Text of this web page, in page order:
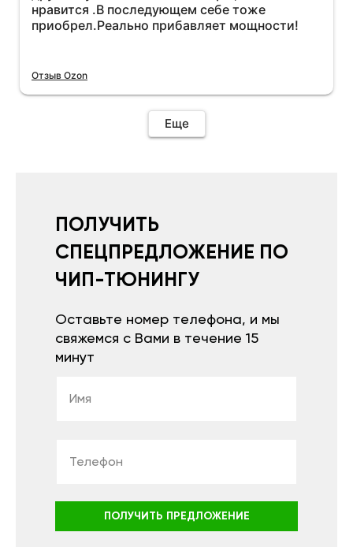
увеличился.Всем рекомендую к покупке.
нравится .В последующем себе тоже
приобрел.Реально прибавляет мощности!
Отзыв Ozon
Еще
ПОЛУЧИТЬ
СПЕЦПРЕДЛОЖЕНИЕ ПО
ЧИП-ТЮНИНГУ
Оставьте номер телефона, и мы
свяжемся с Вами в течение 15
минут
ПОЛУЧИТЬ ПРЕДЛОЖЕНИЕ